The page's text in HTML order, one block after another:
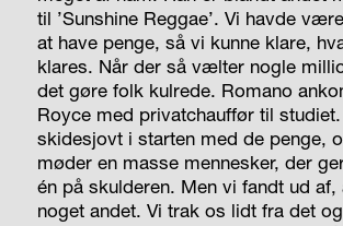
til ’Sun­shine Reggae’. Vi havde
at have penge, så vi kunne klare,
klares. Når der så vælter nogle
det gøre folk kulrede. Romano
Royce med privatchauffør til
skidesjovt i starten med de penge,
møder en masse mennesker, der
én på skulderen. Men vi fandt ud af,
noget andet. Vi trak os lidt fra det